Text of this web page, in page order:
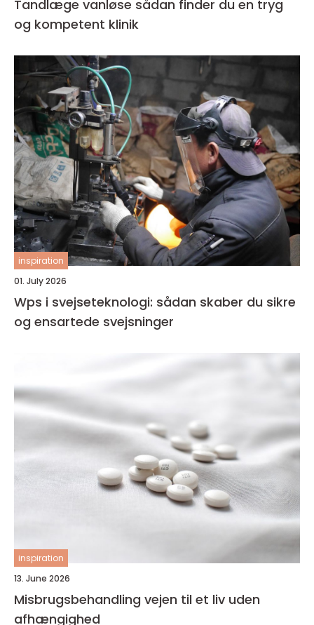
Tandlæge vanløse sådan finder du en tryg
og kompetent klinik
inspiration
01. July 2026
Wps i svejseteknologi: sådan skaber du sikre
og ensartede svejsninger
inspiration
13. June 2026
Misbrugsbehandling vejen til et liv uden
afhængighed